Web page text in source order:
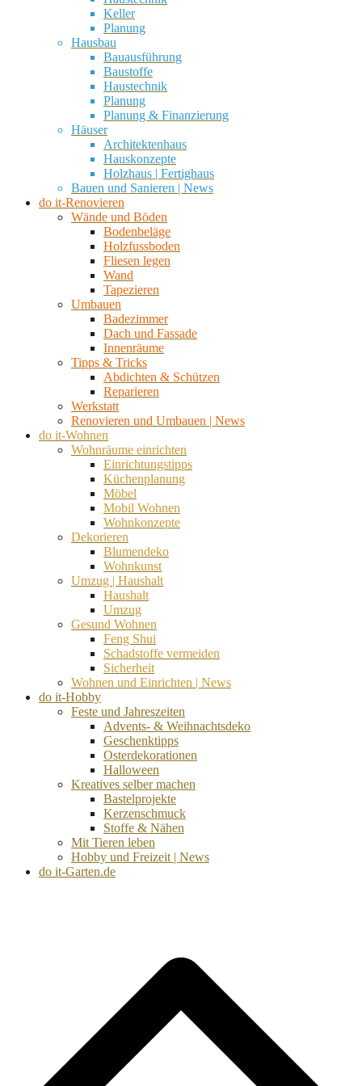
Keller
Planung
Hausbau
Bauausführung
Baustoffe
Haustechnik
Planung
Planung & Finanzierung
Häuser
Architektenhaus
Hauskonzepte
Holzhaus | Fertighaus
Bauen und Sanieren | News
do it-Renovieren
Wände und Böden
Bodenbeläge
Holzfussboden
Fliesen legen
Wand
Tapezieren
Umbauen
Badezimmer
Dach und Fassade
Innenräume
Tipps & Tricks
Abdichten & Schützen
Reparieren
Werkstatt
Renovieren und Umbauen | News
do it-Wohnen
Wohnräume einrichten
Einrichtungstipps
Küchenplanung
Möbel
Mobil Wohnen
Wohnkonzepte
Dekorieren
Blumendeko
Wohnkunst
Umzug | Haushalt
Haushalt
Umzug
Gesund Wohnen
Feng Shui
Schadstoffe vermeiden
Sicherheit
Wohnen und Einrichten | News
do it-Hobby
Feste und Jahreszeiten
Advents- & Weihnachtsdeko
Geschenktipps
Osterdekorationen
Halloween
Kreatives selber machen
Bastelprojekte
Kerzenschmuck
Stoffe & Nähen
Mit Tieren leben
Hobby und Freizeit | News
do it-Garten.de